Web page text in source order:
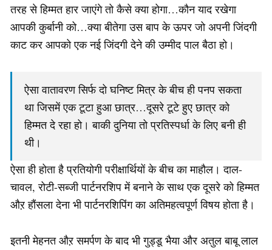
तरह से हिम्मत हार जाएंगे तो कैसे क्या होगा…कौन याद रखेगा
आपकी कुर्बानी को…क्या बीतेगा उस बाप के ऊपर जो अपनी जिंदगी
काट कर आपको एक नई जिंदगी देने की उम्मीद पाल बैठा हो।
ऐसा वातावरण सिर्फ दो घनिष्ट मित्र के बीच ही पनप सकता
था जिसमें एक टूटा हुआ छात्र…दूसरे टूटे हुए छात्र को
हिम्मत दे रहा हो। बाकी दुनिया तो प्रतिस्पर्धा के लिए बनी ही
थी।
ऐसा ही होता है प्रतियोगी परीक्षार्थियों के बीच का माहौल। दाल-
चावल, रोटी-सब्जी पार्टनरशिप में बनाने के साथ एक दूसरे को हिम्मत
औऱ हौंसला देना भी पार्टनरशिपिंग का अतिमहत्वपूर्ण विषय होता है।
इतनी मेहनत औऱ समर्पण के बाद भी गुड्डू भैया और अतुल बाबू लाल